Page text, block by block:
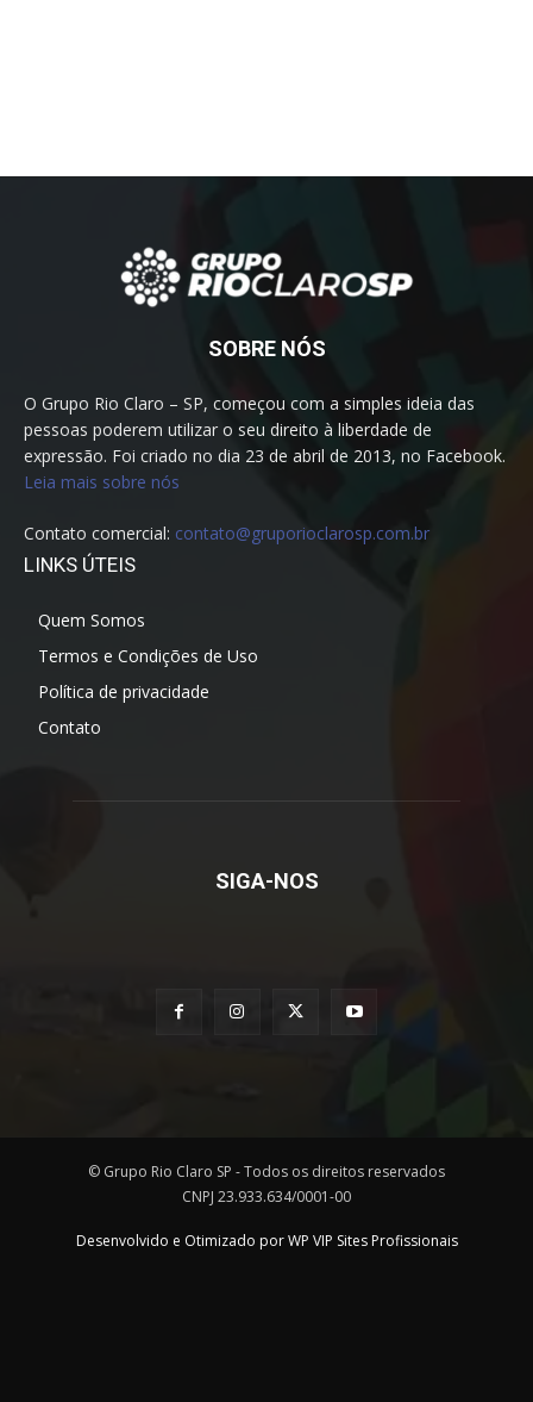
SOBRE NÓS
O Grupo Rio Claro – SP, começou com a simples ideia das
pessoas poderem utilizar o seu direito à liberdade de
expressão. Foi criado no dia 23 de abril de 2013, no Facebook.
Leia mais sobre nós
Contato comercial: contato@gruporioclarosp.com.br
LINKS ÚTEIS
Quem Somos
Termos e Condições de Uso
Política de privacidade
Contato
SIGA-NOS
© Grupo Rio Claro SP - Todos os direitos reservados
CNPJ 23.933.634/0001-00
Desenvolvido e Otimizado por WP VIP Sites Profissionais